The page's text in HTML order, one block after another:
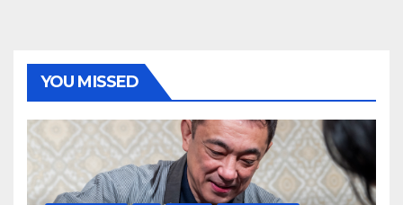
YOU MISSED